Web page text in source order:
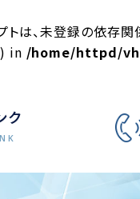
トは、未登録の依
) in /home/httpd/
ク